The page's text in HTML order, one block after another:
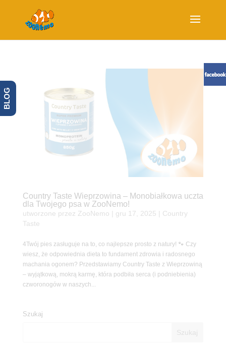
Country Taste Wieprzowina – Monobiałkowa uczta
dla Twojego psa w ZooNemo!
utworzone przez ZooNemo gru 17, 2025
Country
Taste
4Twój pies zasługuje na to, co najlepsze prosto z natury! 🐾 Czy
wiesz, że odpowiednia dieta to fundament zdrowia i radosnego
machania ogonem? Przedstawiamy Country Taste z Wieprzowiną
– wyjątkową, mokrą karmę, która podbiła serca (i podniebienia)
czworonogów w naszych...
Szukaj
BLOG